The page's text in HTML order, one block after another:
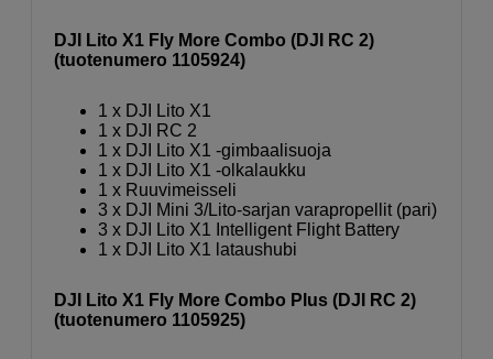
DJI Lito X1 Fly More Combo (DJI RC 2)
(tuotenumero 1105924)
1 x DJI Lito X1
1 x DJI RC 2
1 x DJI Lito X1 -gimbaalisuoja
1 x DJI Lito X1 -olkalaukku
1 x Ruuvimeisseli
3 x DJI Mini 3/Lito-sarjan varapropellit (pari)
3 x DJI Lito X1 Intelligent Flight Battery
1 x DJI Lito X1 lataushubi
DJI Lito X1 Fly More Combo Plus (DJI RC 2)
(tuotenumero 1105925)